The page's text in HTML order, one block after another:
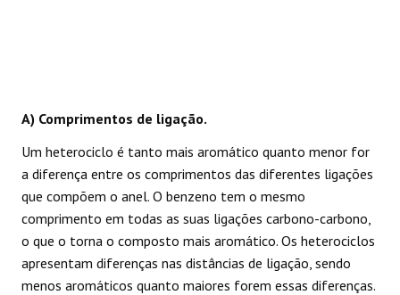
A) Comprimentos de ligação.
Um heterociclo é tanto mais aromático quanto menor for
a diferença entre os comprimentos das diferentes ligações
que compõem o anel. O benzeno tem o mesmo
comprimento em todas as suas ligações carbono-carbono,
o que o torna o composto mais aromático. Os heterociclos
apresentam diferenças nas distâncias de ligação, sendo
menos aromáticos quanto maiores forem essas diferenças.